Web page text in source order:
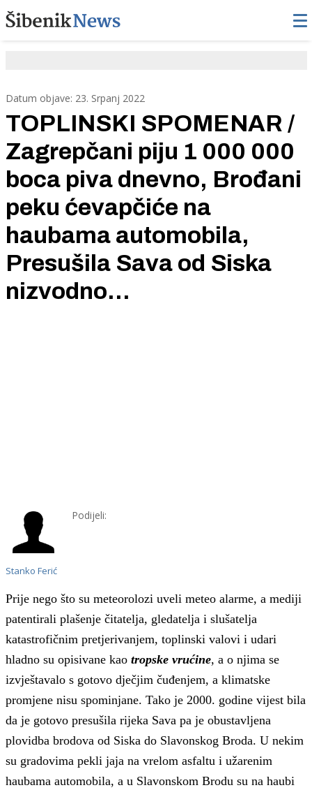
Datum objave: 23. Srpanj 2022
TOPLINSKI SPOMENAR /
Zagrepčani piju 1 000 000
boca piva dnevno, Brođani
peku ćevapčiće na
haubama automobila,
Presušila Sava od Siska
nizvodno...
Stanko Ferić
Podijeli:
Prije nego što su meteorolozi uveli meteo alarme, a mediji
patentirali plašenje čitatelja, gledatelja i slušatelja
katastrofičnim pretjerivanjem, toplinski valovi i udari
hladno su opisivane kao tropske vrućine, a o njima se
izvještavalo s gotovo dječjim čuđenjem, a klimatske
promjene nisu spominjane. Tako je 2000. godine vijest bila
da je gotovo presušila rijeka Sava pa je obustavljena
plovidba brodova od Siska do Slavonskog Broda. U nekim
su gradovima pekli jaja na vrelom asfaltu i užarenim
haubama automobila, a u Slavonskom Brodu su na haubi